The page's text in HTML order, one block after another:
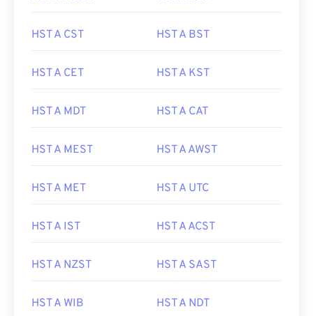
HST A CST HST A BST
HST A CET HST A KST
HST A MDT HST A CAT
HST A MEST HST A AWST
HST A MET HST A UTC
HST A IST HST A ACST
HST A NZST HST A SAST
HST A WIB HST A NDT